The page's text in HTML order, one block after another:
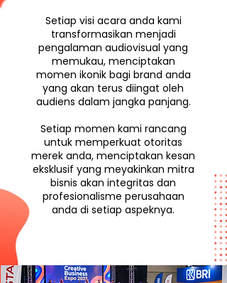
Setiap visi acara anda kami
transformasikan menjadi
pengalaman audiovisual yang
memukau, menciptakan
momen ikonik bagi brand anda
yang akan terus diingat oleh
audiens dalam jangka panjang.
Setiap momen kami rancang
untuk memperkuat otoritas
merek anda, menciptakan kesan
eksklusif yang meyakinkan mitra
bisnis akan integritas dan
profesionalisme perusahaan
anda di setiap aspeknya.